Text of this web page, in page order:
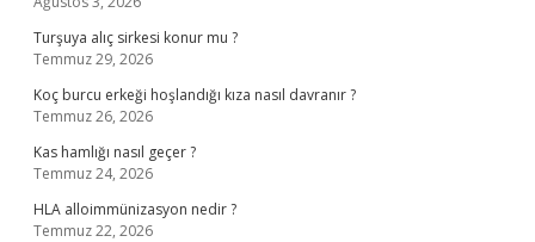
Turşuya alıç sirkesi konur mu ?
Temmuz 29, 2026
Koç burcu erkeği hoşlandığı kıza nasıl davranır ?
Temmuz 26, 2026
Kas hamlığı nasıl geçer ?
Temmuz 24, 2026
HLA alloimmünizasyon nedir ?
Temmuz 22, 2026